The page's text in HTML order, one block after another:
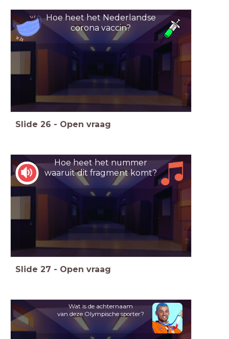
Hoe heet het Nederlandse
corona vaccin?
Slide 26 - Open vraag
Hoe heet het nummer
waaruit dit fragment komt?
Slide 27 - Open vraag
Wat is de achternaam
van deze Olympische sporter?